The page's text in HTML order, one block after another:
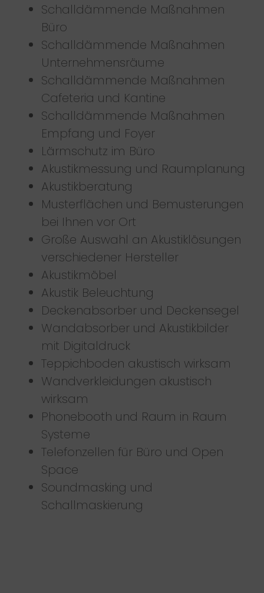
Schalldämmende Maßnahmen
Büro
Schalldämmende Maßnahmen
Unternehmensräume
Schalldämmende Maßnahmen
Cafeteria und Kantine
Schalldämmende Maßnahmen
Empfang und Foyer
Lärmschutz im Büro
Akustikmessung und Raumplanung
Akustikberatung
Musterflächen und Bemusterungen
bei Ihnen vor Ort
Große Auswahl an Akustiklösungen
verschiedener Hersteller
Akustikmöbel
Akustik Beleuchtung
Deckenabsorber und Deckensegel
Wandabsorber und Akustikbilder
mit Digitaldruck
Teppichboden akustisch wirksam
Wandverkleidungen akustisch
wirksam
Phonebooth und Raum in Raum
Systeme
Telefonzellen für Büro und Open
Space
Soundmasking und
Schallmaskierung